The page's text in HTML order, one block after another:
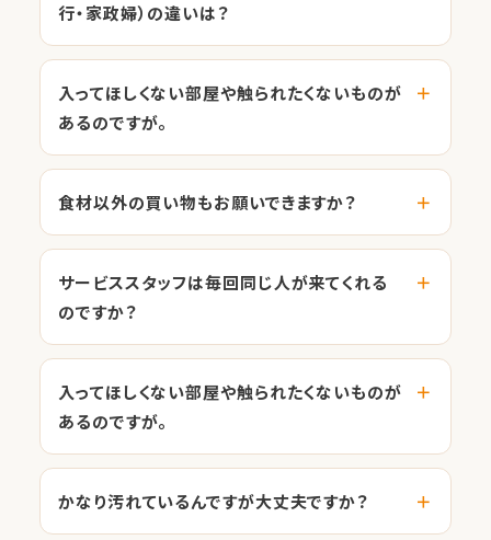
行・家政婦）の違いは？
入ってほしくない部屋や触られたくないものが
あるのですが。
食材以外の買い物もお願いできますか？
サービススタッフは毎回同じ人が来てくれる
のですか？
入ってほしくない部屋や触られたくないものが
あるのですが。
かなり汚れているんですが大丈夫ですか？